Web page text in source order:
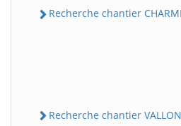
Recherche chantier
Recherche chantier